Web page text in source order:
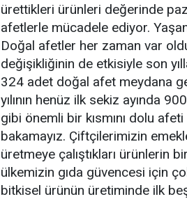
ürettikleri ürünleri değerinde
afetlerle mücadele ediyor.
Doğal afetler her zaman var
değişikliğinin de etkisiyle son
324 adet doğal afet meydana
yılının henüz ilk sekiz ayında
gibi önemli bir kısmını dolu
bakamayız. Çiftçilerimizin
üretmeye çalıştıkları ürünlerin
ülkemizin gıda güvencesi için
bitkisel ürünün üretiminde ilk